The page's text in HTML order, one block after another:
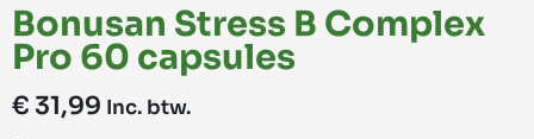
Bonusan Stress B Complex
Pro 60 capsules
€ 31,99 Inc. btw.